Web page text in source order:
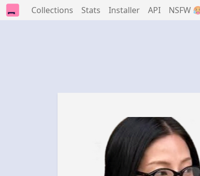
Collections Stats Installer API NSFW